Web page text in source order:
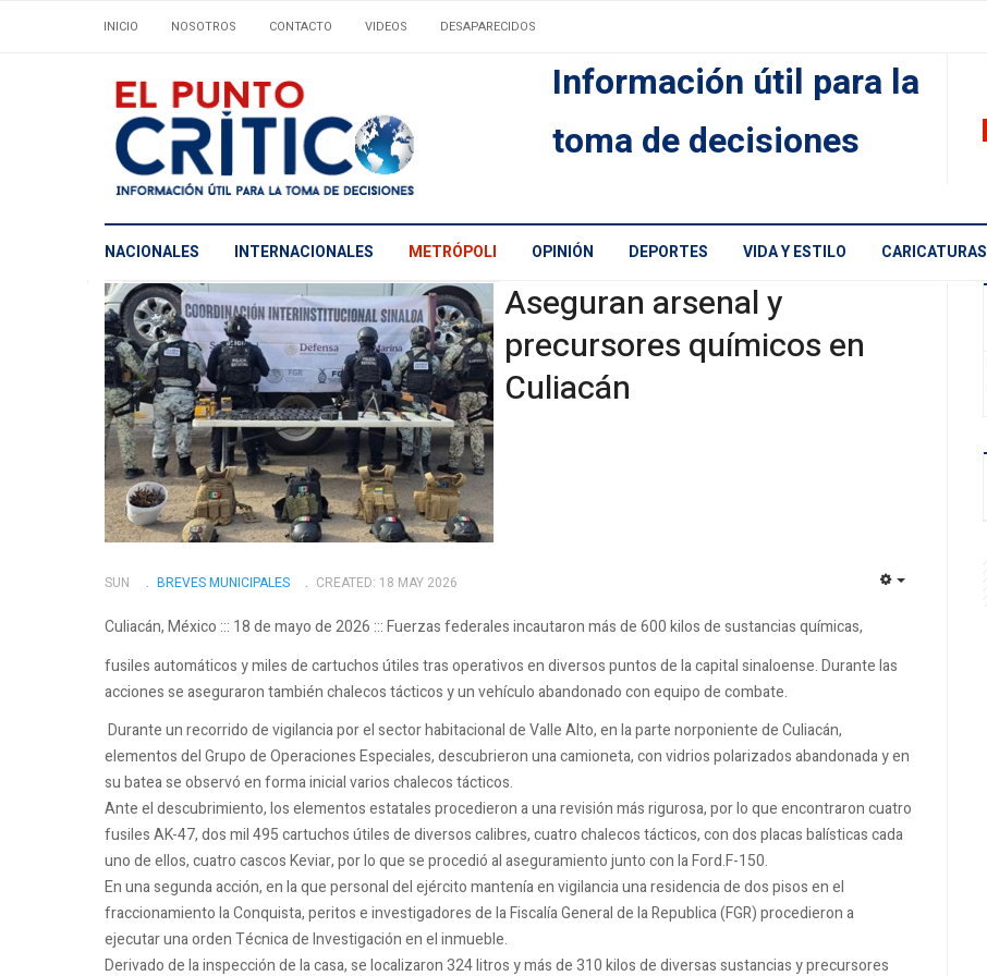
INICIO NOSOTROS CONTACTO VIDEOS DESAPARECIDOS
Información útil para la
toma de decisiones
NACIONALES INTERNACIONALES METRÓPOLI OPINIÓN DEPORTES VIDA Y ESTILO CARICATURAS
Aseguran arsenal y
precursores químicos en
Culiacán
SUN BREVES MUNICIPALES CREATED: 18 MAY 2026
Culiacán, México ::: 18 de mayo de 2026 ::: Fuerzas federales incautaron más de 600 kilos de sustancias químicas,
fusiles automáticos y miles de cartuchos útiles tras operativos en diversos puntos de la capital sinaloense. Durante las
acciones se aseguraron también chalecos tácticos y un vehículo abandonado con equipo de combate.
Durante un recorrido de vigilancia por el sector habitacional de Valle Alto, en la parte norponiente de Culiacán,
elementos del Grupo de Operaciones Especiales, descubrieron una camioneta, con vidrios polarizados abandonada y en
su batea se observó en forma inicial varios chalecos tácticos.
Ante el descubrimiento, los elementos estatales procedieron a una revisión más rigurosa, por lo que encontraron cuatro
fusiles AK-47, dos mil 495 cartuchos útiles de diversos calibres, cuatro chalecos tácticos, con dos placas balísticas cada
uno de ellos, cuatro cascos Keviar, por lo que se procedió al aseguramiento junto con la Ford.F-150.
En una segunda acción, en la que personal del ejército mantenía en vigilancia una residencia de dos pisos en el
fraccionamiento la Conquista, peritos e investigadores de la Fiscalía General de la Republica (FGR) procedieron a
ejecutar una orden Técnica de Investigación en el inmueble.
Derivado de la inspección de la casa, se localizaron 324 litros y más de 310 kilos de diversas sustancias y precursores